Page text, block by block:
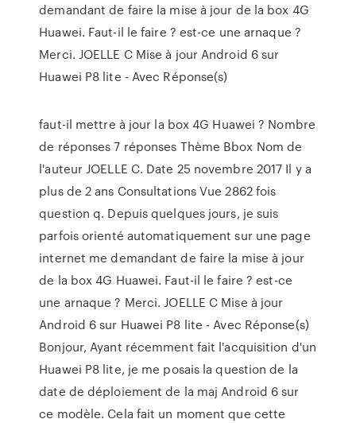
demandant de faire la mise à jour de la box 4G
Huawei. Faut-il le faire ? est-ce une arnaque ?
Merci. JOELLE C Mise à jour Android 6 sur
Huawei P8 lite - Avec Réponse(s)
faut-il mettre à jour la box 4G Huawei ? Nombre
de réponses 7 réponses Thème Bbox Nom de
l'auteur JOELLE C. Date 25 novembre 2017 Il y a
plus de 2 ans Consultations Vue 2862 fois
question q. Depuis quelques jours, je suis
parfois orienté automatiquement sur une page
internet me demandant de faire la mise à jour
de la box 4G Huawei. Faut-il le faire ? est-ce
une arnaque ? Merci. JOELLE C Mise à jour
Android 6 sur Huawei P8 lite - Avec Réponse(s)
Bonjour, Ayant récemment fait l'acquisition d'un
Huawei P8 lite, je me posais la question de la
date de déploiement de la maj Android 6 sur
ce modèle. Cela fait un moment que cette